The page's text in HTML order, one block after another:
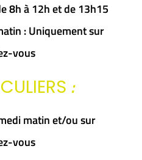
8h à 12h et de 13h15
: Uniquement sur
vous
:
matin et/ou sur
vous